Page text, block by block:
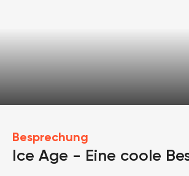
Besprechung
Ice Age - Eine coole